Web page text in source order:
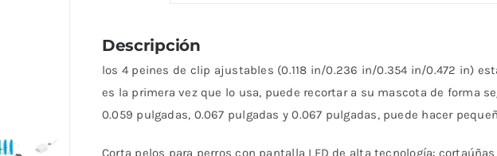
Descripción
los 4 peines de clip ajustables (0.118 in/0.236 in/0.354 in/0.472 in)
es la primera vez que lo usa, puede recortar a su mascota de forma
0.059 pulgadas, 0.067 pulgadas y 0.067 pulgadas, puede hacer
Corta pelos para perros con pantalla LED de alta tecnología: